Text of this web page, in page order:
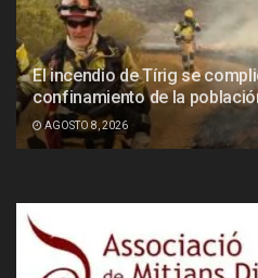
El incendio de Tírig se
confinamiento de la
AGOSTO 8, 2026